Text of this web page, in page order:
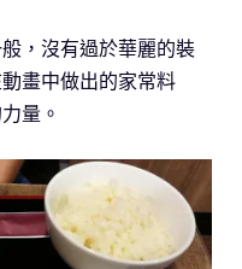
，沒有過於華麗的裝
畫中做出的家常料
量。